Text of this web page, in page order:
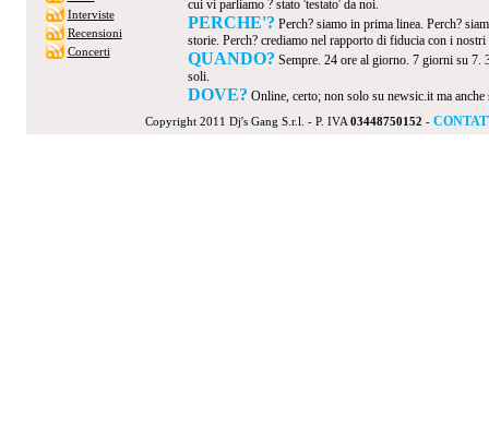
Interviste
Recensioni
Concerti
cui vi parliamo ? stato 'testato' da noi.
PERCHE'? Perch? siamo in prima linea. Perch?
storie. Perch? crediamo nel rapporto di fiducia con i
QUANDO? Sempre. 24 ore al giorno. 7 giorni su 7.
soli.
DOVE? Online, certo; non solo su newsic.it ma
Copyright 2011 Dj's Gang S.r.l. - P. IVA 03448750152 -